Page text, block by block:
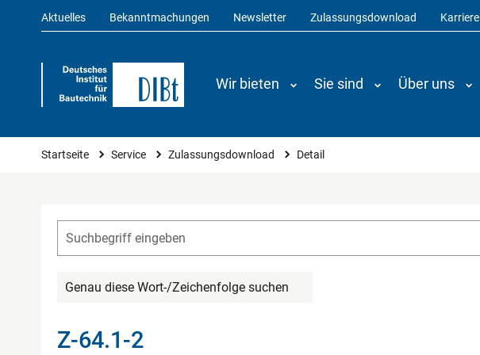
Aktuelles Bekanntmachungen Newsletter Zulassungsdownload Karriere
Wir bieten Sie sind Über uns
Sie sind hier
Startseite Service Zulassungsdownload Detail
Genau diese Wort-/Zeichenfolge suchen
Z-64.1-2